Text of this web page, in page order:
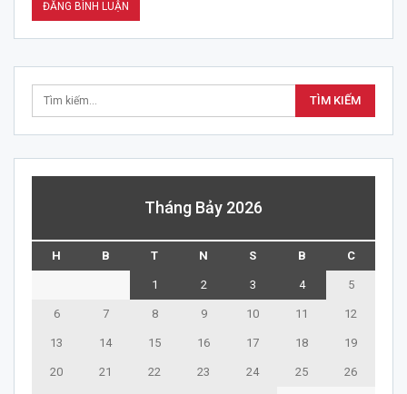
Tháng Bảy 2026
H B T N S B C
1 2 3 4 5
6 7 8 9 10 11 12
13 14 15 16 17 18 19
20 21 22 23 24 25 26